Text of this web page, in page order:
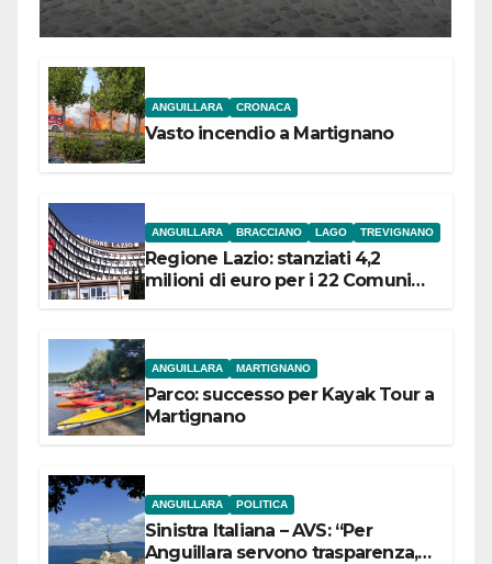
l’inaugurazione
ANGUILLARA CRONACA
Vasto incendio a Martignano
ANGUILLARA BRACCIANO LAGO TREVIGNANO
Regione Lazio: stanziati 4,2
milioni di euro per i 22 Comuni
ANGUILLARA MARTIGNANO
Parco: successo per Kayak Tour a
Martignano
ANGUILLARA POLITICA
Sinistra Italiana – AVS: “Per
Anguillara servono trasparenza,